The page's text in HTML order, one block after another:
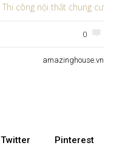
Thi công nội thất chung cư
0
amazinghouse.vn
Twitter Pinterest